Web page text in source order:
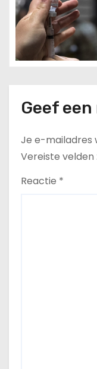
Geef
Je e-mailadres
Vereiste
Reactie *